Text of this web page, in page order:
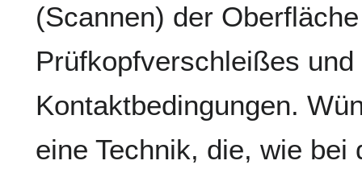
(Scannen) der
Prüfkopfverschleißes
Kontaktbedingungen.
eine Technik, die, wie bei